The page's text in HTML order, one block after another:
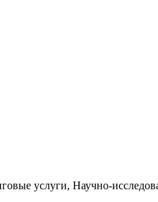
услуги, Научно-